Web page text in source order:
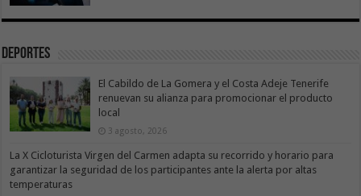
Deportes
El Cabildo de La Gomera y el Costa Adeje Tenerife
renuevan su alianza para promocionar el producto
local
3 agosto, 2026
La X Cicloturista Virgen del Carmen adapta su recorrido y horario para
garantizar la seguridad de los participantes ante la alerta por altas
temperaturas